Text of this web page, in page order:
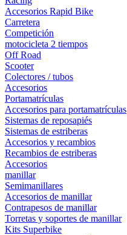
Accesorios Rapid Bike
Carretera
Competición
motocicleta 2 tiempos
Off Road
Scooter
Colectores / tubos
Accesorios
Portamatrículas
Accesorios para portamatrículas
Sistemas de reposapiés
Sistemas de estriberas
Accesorios y recambios
Recambios de estriberas
Accesorios
manillar
Semimanillares
Accesorios de manillar
Contrapesos de manillar
Torretas y soportes de manillar
Kits Superbike